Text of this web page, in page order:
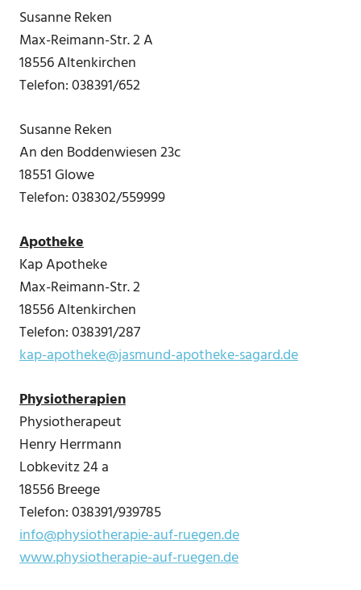
Susanne Reken
Max-Reimann-Str. 2 A
18556 Altenkirchen
Telefon: 038391/652
Susanne Reken
An den Boddenwiesen 23c
18551 Glowe
Telefon: 038302/559999
Apotheke
Kap Apotheke
Max-Reimann-Str. 2
18556 Altenkirchen
Telefon: 038391/287
kap-apotheke@jasmund-apotheke-sagard.de
Physiotherapien
Physiotherapeut
Henry Herrmann
Lobkevitz 24 a
18556 Breege
Telefon: 038391/939785
info@physiotherapie-auf-ruegen.de
www.physiotherapie-auf-ruegen.de